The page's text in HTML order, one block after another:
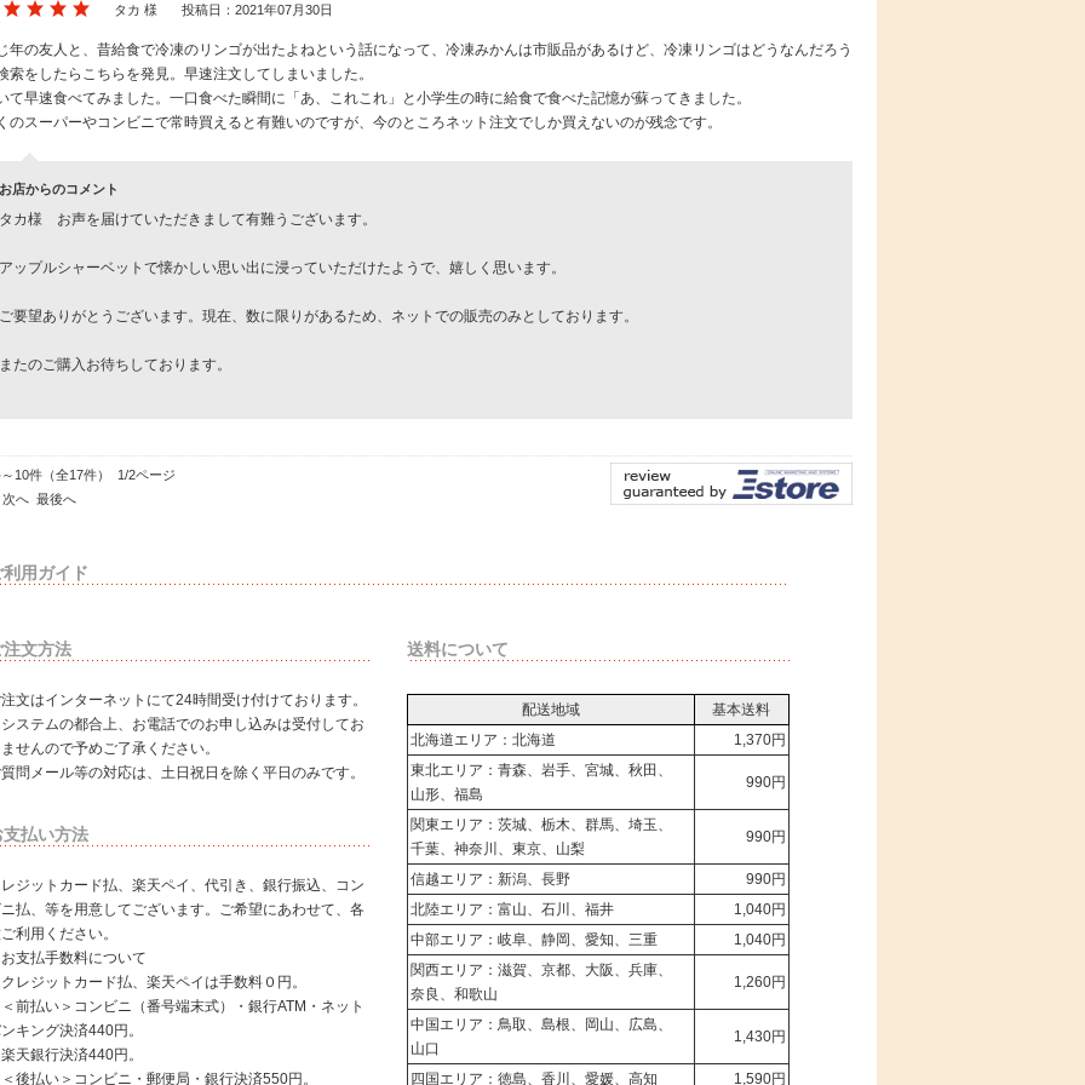
タカ 様 投稿日：2021年07月30日
年の友人と、昔給食で冷凍のリンゴが出たよねという話になって、冷凍みかんは市販品があるけど、冷凍リンゴはどうなんだろう
索をしたらこちらを発見。早速注文してしまいました。
て早速食べてみました。一口食べた瞬間に「あ、これこれ」と小学生の時に給食で食べた記憶が蘇ってきました。
のスーパーやコンビニで常時買えると有難いのですが、今のところネット注文でしか買えないのが残念です。
お店からのコメント
タカ様 お声を届けていただきまして有難うございます。
アップルシャーベットで懐かしい思い出に浸っていただけたようで、嬉しく思います。
ご要望ありがとうございます。現在、数に限りがあるため、ネットでの販売のみとしております。
またのご購入お待ちしております。
10件（全17件） 1/2ページ
次へ 最後へ
利用ガイド
注文方法
文はインターネットにて24時間受け付けております。
ステムの都合上、お電話でのお申し込みは受付してお
せんので予めご了承ください。
問メール等の対応は、土日祝日を除く平日のみです。
支払い方法
ジットカード払、楽天ペイ、代引き、銀行振込、コン
払、等を用意してございます。ご希望にあわせて、各
利用ください。
支払手数料について
レジットカード払、楽天ペイは手数料０円。
前払い＞コンビニ（番号端末式）・銀行ATM・ネット
キング決済440円。
天銀行決済440円。
後払い＞コンビニ・郵便局・銀行決済550円。
送料について
配送地域
基本送料
北海道エリア：北海道
1,370円
東北エリア：青森、岩手、宮城、秋田、
山形、福島
990円
関東エリア：茨城、栃木、群馬、埼玉、
千葉、神奈川、東京、山梨
990円
信越エリア：新潟、長野
990円
北陸エリア：富山、石川、福井
1,040円
中部エリア：岐阜、静岡、愛知、三重
1,040円
関西エリア：滋賀、京都、大阪、兵庫、
奈良、和歌山
1,260円
中国エリア：鳥取、島根、岡山、広島、
山口
1,430円
四国エリア：徳島、香川、愛媛、高知 1,590円